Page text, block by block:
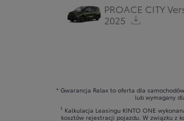
PROACE CITY
2025
* Gwarancja Relax to oferta dla
lub wymagany
1 Kalkulacja Leasingu KINTO ONE
kosztów rejestracji pojazdu. W związku z